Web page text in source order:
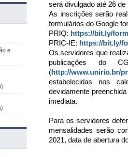
será divulgado até 26
As inscrições serão
formulários do Google
PRIQ: https://bit.ly/
PRIC-IE: https://bit.ly/
Os servidores que
publicações do
(http://www.unirio.br/
estabelecidas nos
devidamente
imediata.
Para os servidores
mensalidades serão
2021, data de abertura
e